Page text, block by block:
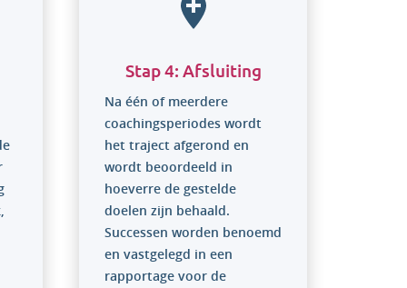
Stap 4: Afsluiting
Na één of meerdere
coachingsperiodes wordt
het traject afgerond en
wordt beoordeeld in
hoeverre de gestelde
doelen zijn behaald.
Successen worden benoemd
en vastgelegd in een
rapportage voor de